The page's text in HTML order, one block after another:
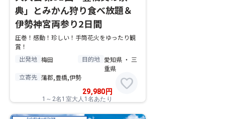
典」とみかん狩り食べ放題＆
伊勢神宮両参り2日間
圧巻！感動！珍しい！手筒花火をゆったり観
賞！
出発地 梅田 目的地 愛知県 ・ 三
重県
立寄先 蒲郡,豊橋,伊勢
29,980 円
1～2名1室大人1名あたり
favorite